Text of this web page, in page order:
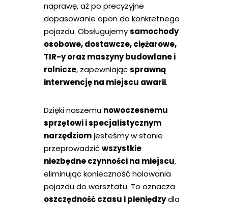
naprawę, aż po precyzyjne
dopasowanie opon do konkretnego
pojazdu. Obsługujemysamochody
osobowe, dostawcze, ciężarowe,
TIR-y oraz maszyny budowlane i
rolnicze, zapewniającsprawną
interwencję na miejscu awarii.
Dzięki naszemu nowoczesnemu
sprzętowi i specjalistycznym
narzędziomjesteśmy w stanie
przeprowadzićwszystkie
niezbędne czynności na miejscu,
eliminując konieczność holowania
pojazdu do warsztatu. To oznacza
oszczędność czasu i pieniędzydla